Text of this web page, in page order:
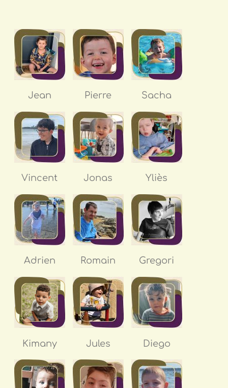
Jean Pierre Sacha
Vincent Jonas Yliès
Adrien Romain Gregori
Kimany Jules Diego